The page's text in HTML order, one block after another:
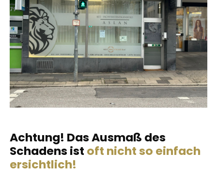
Achtung! Das Ausmaß des
Schadens ist oft nicht so einfach
ersichtlich!